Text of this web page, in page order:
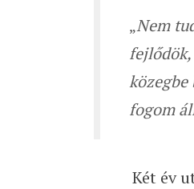
„Nem
közegbe
fogom
Két év